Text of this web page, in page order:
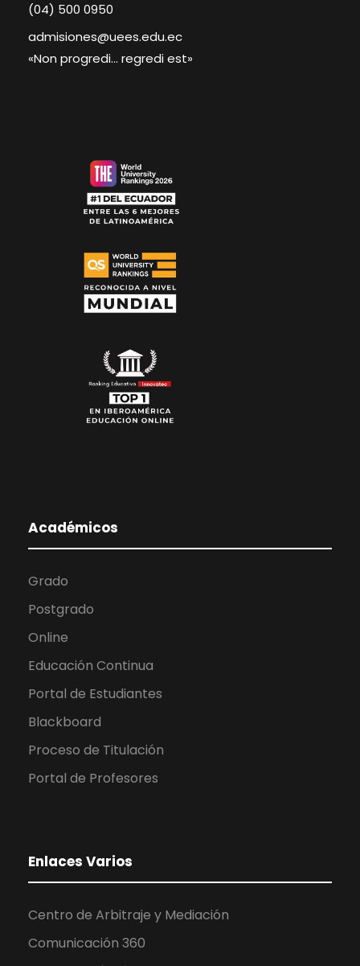
(04) 500 0950
admisiones@uees.edu.ec
«Non progredi… regredi est»
Académicos
Grado
Postgrado
Online
Educación Continua
Portal de Estudiantes
Blackboard
Proceso de Titulación
Portal de Profesores
Enlaces Varios
Centro de Arbitraje y Mediación
Comunicación 360